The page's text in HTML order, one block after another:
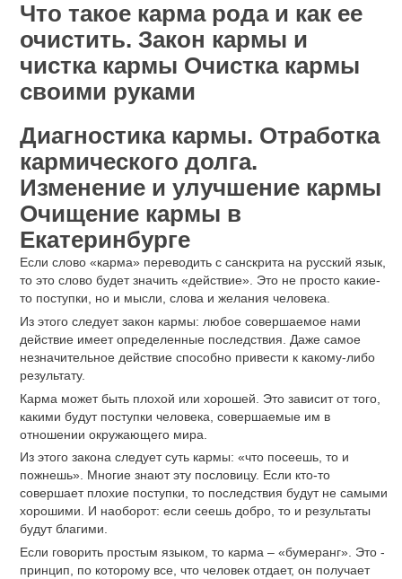
Что такое карма рода и как ее
очистить. Закон кармы и
чистка кармы Очистка кармы
своими руками
Диагностика кармы. Отработка
кармического долга.
Изменение и улучшение кармы
Очищение кармы в
Екатеринбурге
Если слово «карма» переводить с санскрита на русский язык,
то это слово будет значить «действие». Это не просто какие-
то поступки, но и мысли, слова и желания человека.
Из этого следует закон кармы: любое совершаемое нами
действие имеет определенные последствия. Даже самое
незначительное действие способно привести к какому-либо
результату.
Карма может быть плохой или хорошей. Это зависит от того,
какими будут поступки человека, совершаемые им в
отношении окружающего мира.
Из этого закона следует суть кармы: «что посеешь, то и
пожнешь». Многие знают эту пословицу. Если кто-то
совершает плохие поступки, то последствия будут не самыми
хорошими. И наоборот: если сеешь добро, то и результаты
будут благими.
Если говорить простым языком, то карма ‒ «бумеранг». Это -
принцип, по которому все, что человек отдает, он получает